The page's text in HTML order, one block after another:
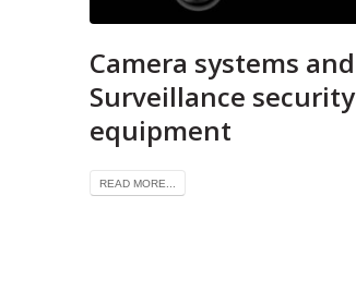
Camera systems and
Surveillance security
equipment
READ MORE...